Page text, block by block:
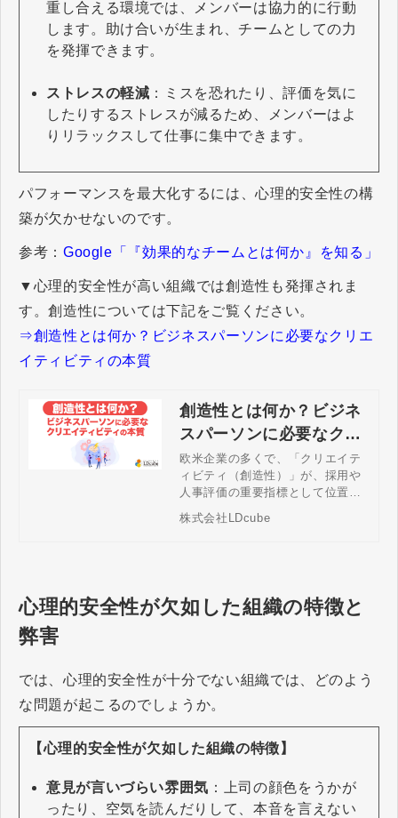
重し合える環境では、メンバーは協力的に行動
します。助け合いが生まれ、チームとしての力
を発揮できます。
ストレスの軽減 ：ミスを恐れたり、評価を気に
したりするストレスが減るため、メンバーはよ
りリラックスして仕事に集中できます。
パフォーマンスを最大化するには、心理的安全性の構
築が欠かせないのです。
参考： Google「『効果的なチームとは何か』を知る」
▼心理的安全性が高い組織では創造性も発揮されま
す。創造性については下記をご覧ください。
⇒創造性とは何か？ビジネスパーソンに必要なクリエ
イティビティの本質
創造性とは何か？ビジネ
スパーソンに必要なクリ
エイティビティの本質
欧米企業の多くで、「クリエイテ
ィビティ（創造性）」が、採用や
人事評価の重要指標として位置づ
けられています。本記事では、ビ
ジネススキルとしての創造性の本
す。
株式会社LDcube
心理的安全性が欠如した組織の特徴と
弊害
では、心理的安全性が十分でない組織では、どのよう
な問題が起こるのでしょうか。
【心理的安全性が欠如した組織の特徴】
意見が言いづらい雰囲気 ：上司の顔色をうかが
ったり、空気を読んだりして、本音を言えない